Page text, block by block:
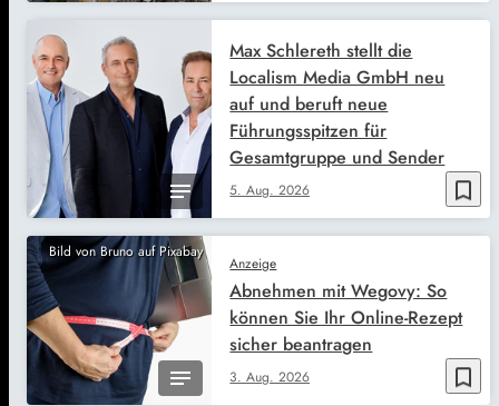
bookmark_border
5. Aug. 2026
Max Schlereth stellt die
Localism Media GmbH neu
auf und beruft neue
Führungsspitzen für
Gesamtgruppe und Sender
Bild von Bruno auf Pixabay
bookmark_border
Anzeige
3. Aug. 2026
Abnehmen mit Wegovy: So
können Sie Ihr Online-Rezept
sicher beantragen